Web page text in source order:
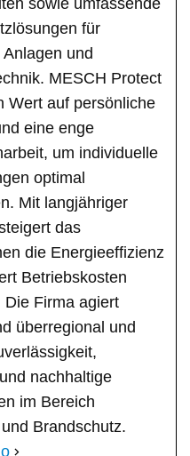
sowie umfassende
für
und
MESCH Protect
Wert auf persönliche
eine enge
um individuelle
optimal
Mit langjähriger
das
die Energieeffizienz
Betriebskosten
Die Firma agiert
überregional und
nachhaltige
im Bereich
Brandschutz.